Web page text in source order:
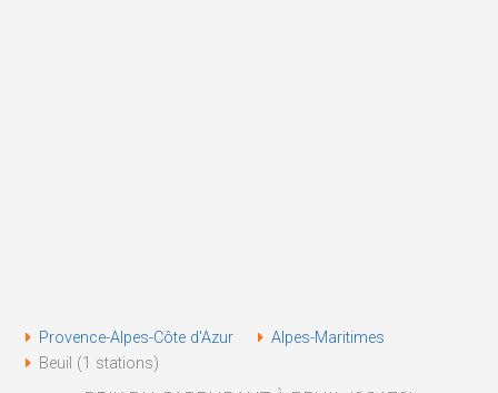
Provence-Alpes-Côte d'Azur
Alpes-Maritimes
Beuil (1 stations)